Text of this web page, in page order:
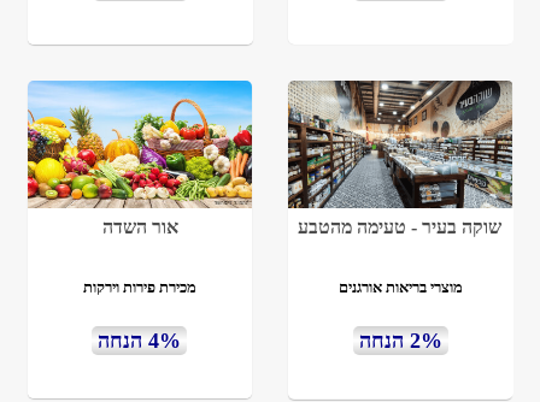
שוקה בעיר - טעימה מהטבע
מוצרי בריאות אורגנים
2% הנחה
אור השדה
מכירת פירות וירקות
4% הנחה